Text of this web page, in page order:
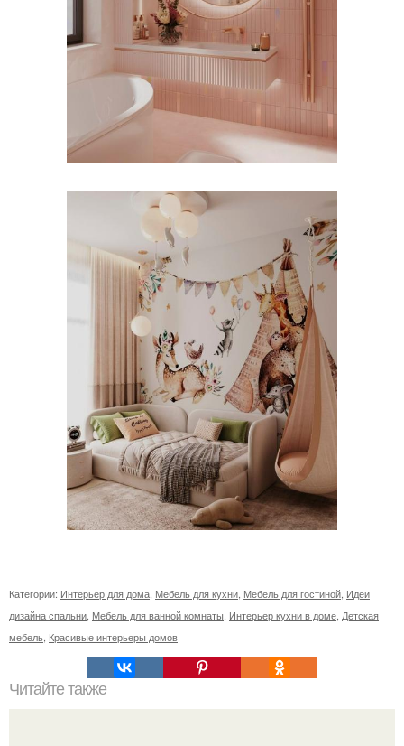
Категории: Интерьер для дома Мебель для кухни Мебель для гостиной Идеи
дизайна спальни Мебель для ванной комнаты Интерьер кухни в доме Детская
мебель Красивые интерьеры домов
Читайте также